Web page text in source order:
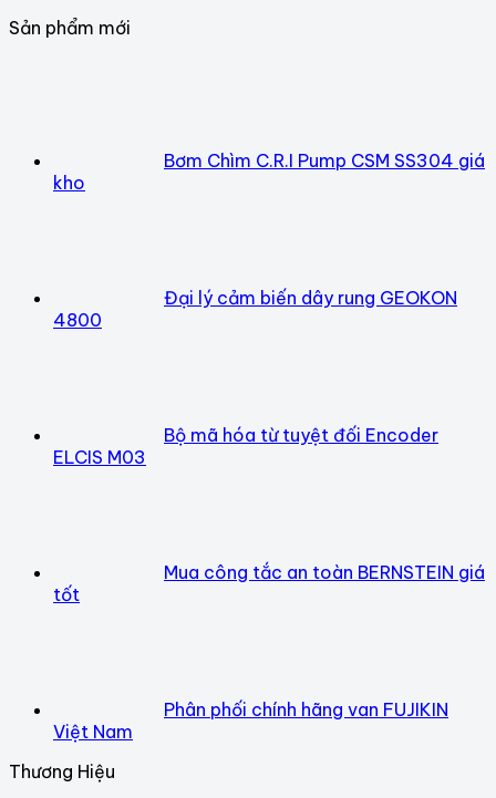
Sản phẩm mới
Bơm Chìm C.R.I Pump CSM SS304 giá
kho
Đại lý cảm biến dây rung GEOKON
4800
Bộ mã hóa từ tuyệt đối Encoder
ELCIS M03
Mua công tắc an toàn BERNSTEIN giá
tốt
Phân phối chính hãng van FUJIKIN
Việt Nam
Thương Hiệu